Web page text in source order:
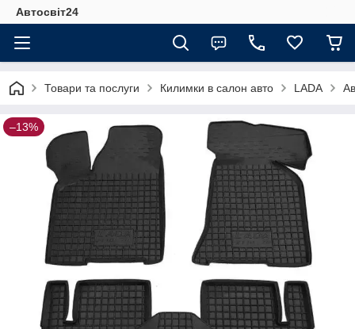
Автосвіт24
Товари та послуги Килимки в салон авто LADA
–13%